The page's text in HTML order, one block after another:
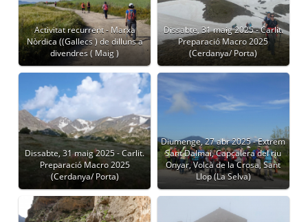
Activitat recurrent - Marxa
Nòrdica ((Gallecs ) de dilluns a
divendres ( Maig )
Dissabte, 31 maig 2025 - Carlit.
Preparació Macro 2025
(Cerdanya/ Porta)
Dissabte, 31 maig 2025 - Carlit.
Preparació Macro 2025
(Cerdanya/ Porta)
Diumenge, 27 abr 2025 - Extrem
Sant Dalmai, Capçalera del riu
Onyar, Volcà de la Crosa, Sant
Llop (La Selva)